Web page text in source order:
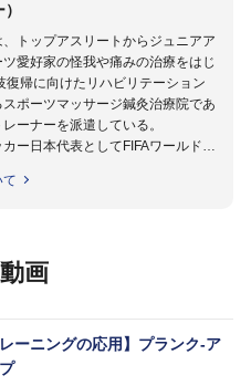
トップアスリートからジュニアア
愛好家の怪我や痛みの治療をはじ
復帰に向けたリハビリテーション
ポーツマッサージ鍼灸治療院であ
ーナーを派遣している。
ー日本代表としてFIFAワールドカ
のアスレティックトレーナーと
心に、WJBL、社会人ラグビー、
セミナー、専門学校などの教育機関
ど後進育成にも力を入れている。
て
画
レーニングの応用】プランク-ア